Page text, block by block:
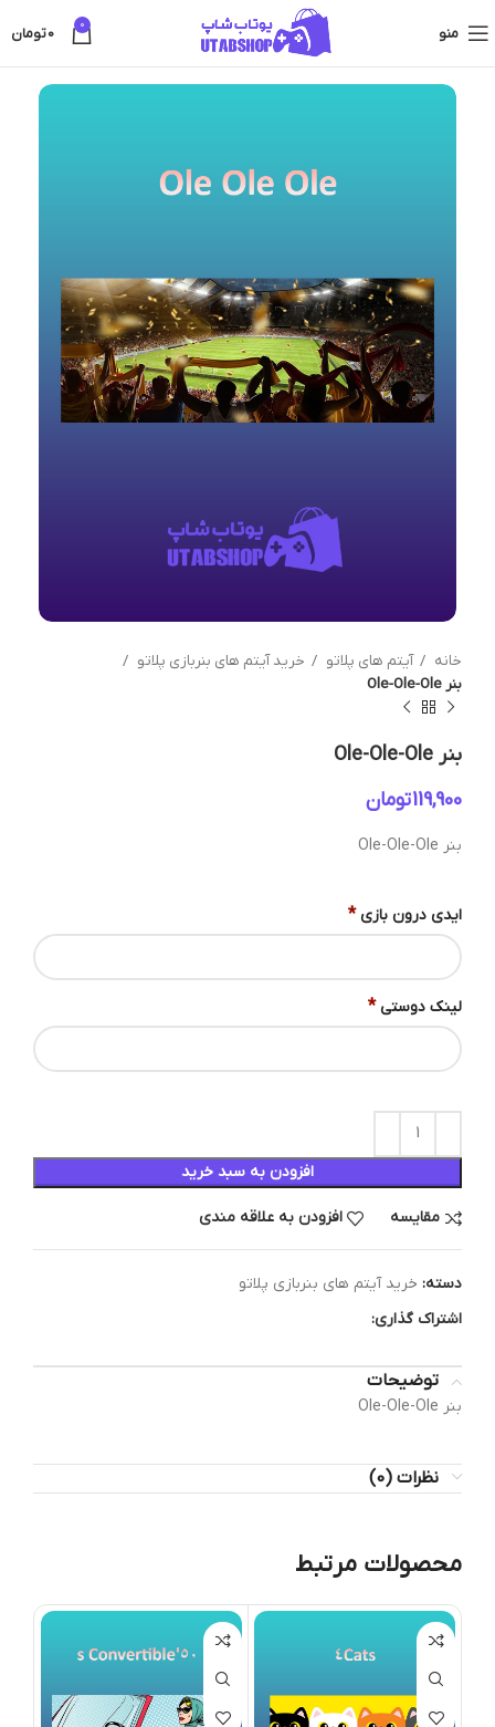
منو 0
0تومان
خانه آیتم های پلاتو
خرید آیتم های بنربازی پلاتو
بنر Ole-Ole-Ole
بنر Ole-Ole-Ole
تومان
بنر Ole-Ole-Ole
ایدی درون بازی *
لینک دوستی *
افزودن به سبد خرید
مقایسه افزودن به علاقه مندی
دسته: خرید آیتم های بنربازی پلاتو
اشتراک گذاری:
توضیحات
بنر Ole-Ole-Ole
نظرات (0)
محصولات مرتبط